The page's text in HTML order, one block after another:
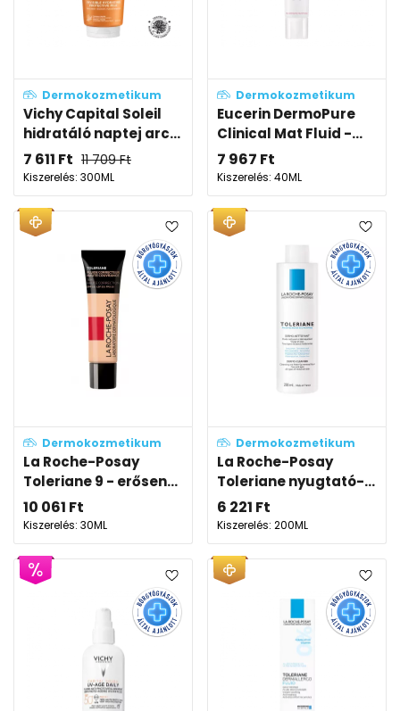
Dermokozmetikum
Vichy Capital Soleil
hidratáló naptej arc...
7 611 Ft 11 709Ft
Kiszerelés: 300ML
Dermokozmetikum
Eucerin DermoPure
Clinical Mat Fluid -...
7 967 Ft
Kiszerelés: 40ML
Dermokozmetikum
La Roche-Posay
Toleriane 9 - erősen...
10 061 Ft
Kiszerelés: 30ML
Dermokozmetikum
La Roche-Posay
Toleriane nyugtató-...
6 221 Ft
Kiszerelés: 200ML